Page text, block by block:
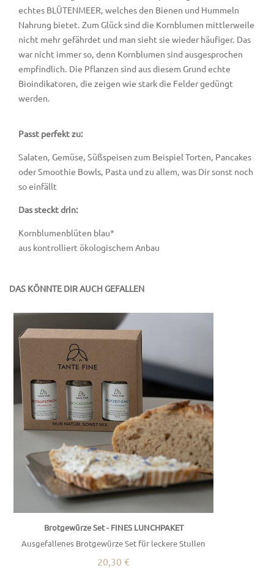
echtes BLÜTENMEER, welches den Bienen und Hummeln
Nahrung bietet. Zum Glück sind die Kornblumen mittlerweile
nicht mehr gefährdet und man sieht sie wieder häufiger. Das
war nicht immer so, denn Kornblumen sind ausgesprochen
empfindlich. Die Pflanzen sind aus diesem Grund echte
Bioindikatoren, die zeigen wie stark die Felder gedüngt
werden.
Passt perfekt zu:
Salaten, Gemüse, Süßspeisen zum Beispiel Torten, Pancakes
oder Smoothie Bowls, Pasta und zu allem, was Dir sonst noch
so einfällt
Das steckt drin:
Kornblumenblüten blau*
aus kontrolliert ökologischem Anbau
DAS KÖNNTE DIR AUCH GEFALLEN
Brotgewürze Set - FINES LUNCHPAKET
Ausgefallenes Brotgewürze Set für leckere Stullen
20,30 €